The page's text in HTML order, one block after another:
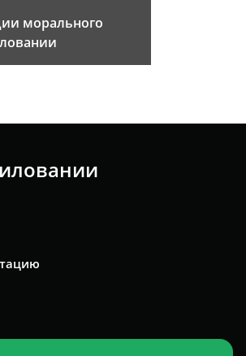
морального
данных